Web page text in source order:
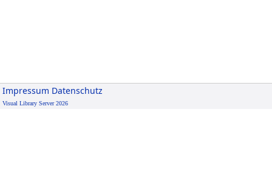
Impressum Datenschutz
Visual Library Server 2026